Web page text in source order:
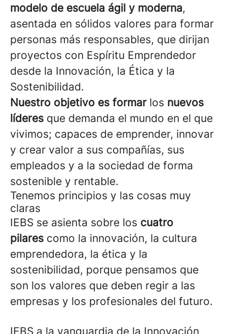
modelo de escuela ágil y moderna,
asentada en sólidos valores para formar
personas más responsables, que dirijan
proyectos con Espíritu Emprendedor
desde la Innovación, la Ética y la
Sostenibilidad.
Nuestro objetivo es formarlos nuevos
líderes que demanda el mundo en el que
vivimos; capaces de emprender, innovar
y crear valor a sus compañías, sus
empleados y a la sociedad de forma
sostenible y rentable.
Tenemos principios y las cosas muy
claras
IEBS se asienta sobre los cuatro
pilares como la innovación, la cultura
emprendedora, la ética y la
sostenibilidad, porque pensamos que
son los valores que deben regir a las
empresas y los profesionales del futuro.
IEBS a la vanguardia de la Innovación